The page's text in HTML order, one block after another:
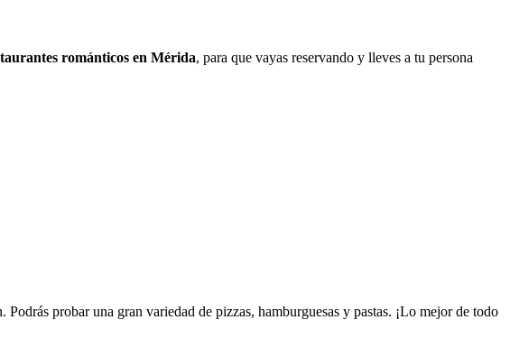
románticos en Mérida, para que vayas reservando y lleves a tu persona
Podrás probar una gran variedad de pizzas, hamburguesas y pastas. ¡Lo mejor de todo